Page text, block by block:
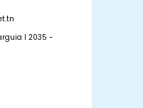
I 2035 -